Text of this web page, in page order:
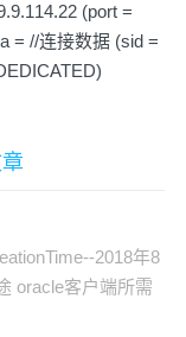
(port =
= //连接数据 (sid =
2018年8
oracle客户端所需